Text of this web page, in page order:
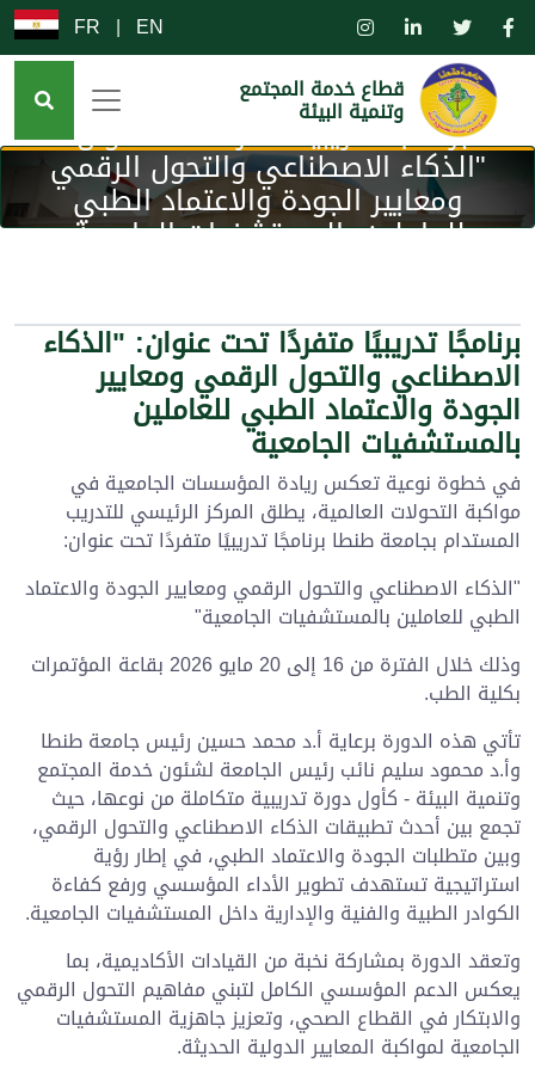
EN
|
FR
قطاع خدمة المجتمع
وتنمية البيئة
برنامجًا تدريبيًا متفردًا تحت عنوان:
"الذكاء الاصطناعي والتحول الرقمي
ومعايير الجودة والاعتماد الطبي
للعاملين بالمستشفيات الجامعية
برنامجًا تدريبيًا متفردًا تحت عنوان: "الذكاء
الاصطناعي والتحول الرقمي ومعايير
الجودة والاعتماد الطبي للعاملين
بالمستشفيات الجامعية
في خطوة نوعية تعكس ريادة المؤسسات الجامعية في
مواكبة التحولات العالمية، يطلق المركز الرئيسي للتدريب
المستدام بجامعة طنطا برنامجًا تدريبيًا متفردًا تحت عنوان:
"الذكاء الاصطناعي والتحول الرقمي ومعايير الجودة والاعتماد
الطبي للعاملين بالمستشفيات الجامعية"
وذلك خلال الفترة من 16 إلى 20 مايو 2026 بقاعة المؤتمرات
بكلية الطب.
تأتي هذه الدورة برعاية أ.د محمد حسين رئيس جامعة طنطا
وأ.د محمود سليم نائب رئيس الجامعة لشئون خدمة المجتمع
وتنمية البيئة - كأول دورة تدريبية متكاملة من نوعها، حيث
تجمع بين أحدث تطبيقات الذكاء الاصطناعي والتحول الرقمي،
وبين متطلبات الجودة والاعتماد الطبي، في إطار رؤية
استراتيجية تستهدف تطوير الأداء المؤسسي ورفع كفاءة
الكوادر الطبية والفنية والإدارية داخل المستشفيات الجامعية.
وتعقد الدورة بمشاركة نخبة من القيادات الأكاديمية، بما
يعكس الدعم المؤسسي الكامل لتبني مفاهيم التحول الرقمي
والابتكار في القطاع الصحي، وتعزيز جاهزية المستشفيات
الجامعية لمواكبة المعايير الدولية الحديثة.